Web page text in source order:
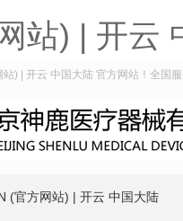
站) | 开云
) | 开云 中国大陆 官方网站！全国
(官方网站) | 开云 中国大陆